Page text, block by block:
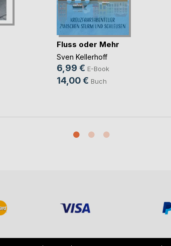
Fluss oder Mehr
Sven Kellerhoff
6,99 € E-Book
14,00 € Buch